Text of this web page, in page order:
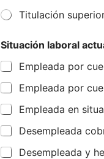
Titulación
Situación laboral
Empleada por
Empleada por
Empleada en
Desempleada
Desempleada y